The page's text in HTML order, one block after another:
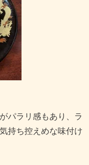
パラリ感もあり、ラ
持ち控えめな味付け